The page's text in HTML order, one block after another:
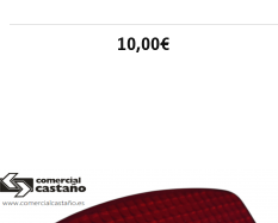
10,00€